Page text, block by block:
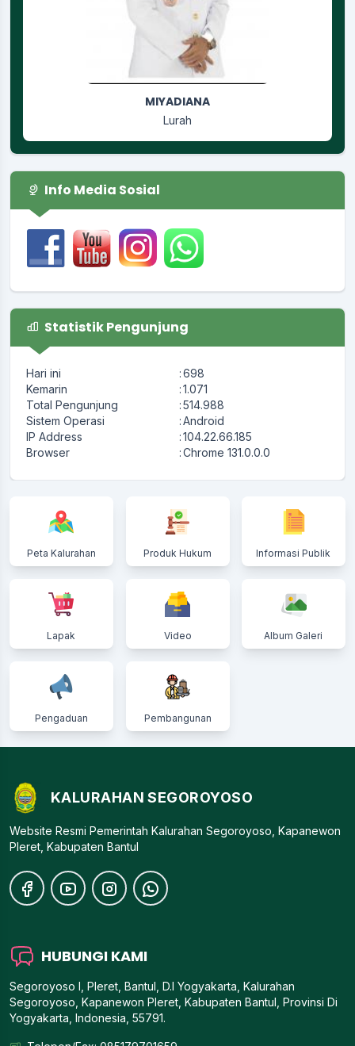
RUSGIYANTI
Jagabaya
Info Media Sosial
Statistik Pengunjung
Hari ini :698
Kemarin
:1.071
Total Pengunjung
:514.988
Sistem Operasi
:Android
IP Address
:104.22.66.185
Browser
:Chrome 131.0.0.0
Peta Kalurahan Produk Hukum Informasi Publik
Lapak Video Album Galeri
Pengaduan Pembangunan
KALURAHAN SEGOROYOSO
Website Resmi Pemerintah Kalurahan Segoroyoso, Kapanewon
Pleret, Kabupaten Bantul
HUBUNGI KAMI
Segoroyoso I, Pleret, Bantul, D.I Yogyakarta, Kalurahan
Segoroyoso, Kapanewon Pleret, Kabupaten Bantul, Provinsi Di
Yogyakarta, Indonesia, 55791.